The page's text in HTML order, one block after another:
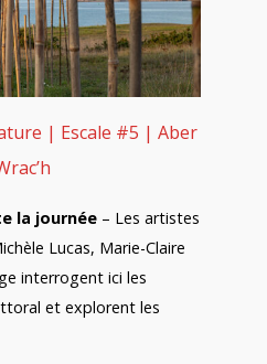
| Escale #5 | Aber
la journée – Les artistes
Lucas, Marie-Claire
interrogent ici les
et explorent les